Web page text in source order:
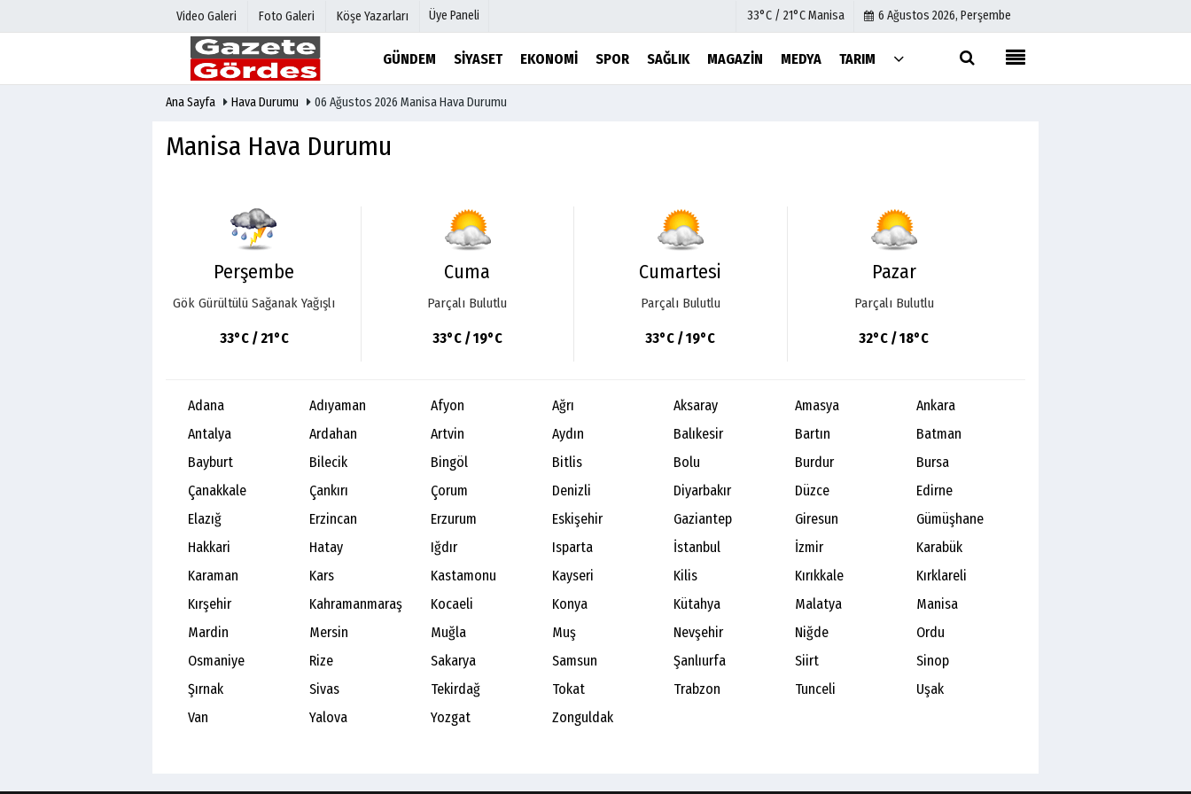
Video Galeri Foto Galeri Köşe Yazarları Üye Paneli 33°C / 21°C Manisa 6 Ağustos 2026, Perşembe
GÜNDEM SIYASET EKONOMI SPOR SAĞLIK MAGAZIN MEDYA TARIM
Hava Durumu
Anketler
Ana Sayfa Hava Durumu 06 Ağustos 2026 Manisa Hava Durumu
Manisa Hava Durumu
Perşembe
Gök Gürültülü Sağanak Yağışlı
33°C / 21°C
Cuma
Parçalı Bulutlu
33°C / 19°C
Cumartesi
Parçalı Bulutlu
33°C / 19°C
Pazar
Parçalı Bulutlu
32°C / 18°C
Adana Adıyaman Afyon Ağrı Aksaray Amasya
Ankara
Antalya
Ardahan Artvin Aydın Balıkesir Bartın
Batman
Bayburt
Bilecik Bingöl Bitlis Bolu Burdur
Bursa
Çanakkale
Çankırı Çorum Denizli Diyarbakır Düzce
Edirne
Elazığ
Erzincan Erzurum Eskişehir Gaziantep Giresun
Gümüşhane
Hakkari
Hatay Iğdır Isparta İstanbul İzmir
Karabük
Karaman
Kars Kastamonu Kayseri Kilis Kırıkkale
Kırklareli
Kırşehir
Kahramanmaraş Kocaeli Konya Kütahya Malatya
Manisa
Mardin
Mersin Muğla Muş Nevşehir Niğde
Ordu
Osmaniye
Rize Sakarya Samsun Şanlıurfa Siirt
Sinop
Şırnak
Sivas Tekirdağ Tokat Trabzon Tunceli
Uşak
Van
Yalova Yozgat Zonguldak